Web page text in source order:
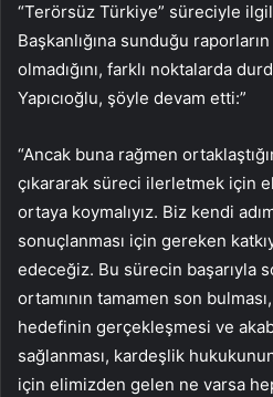
“Terörsüz Türkiye” süreciyle
Başkanlığına sunduğu
olmadığını, farklı noktalarda
Yapıcıoğlu, şöyle devam etti:”
“Ancak buna rağmen
çıkararak süreci ilerletmek için
ortaya koymalıyız. Biz kendi
sonuçlanması için gereken
edeceğiz. Bu sürecin başarıyla
ortamının tamamen son
hedefinin gerçekleşmesi ve
sağlanması, kardeşlik
için elimizden gelen ne varsa